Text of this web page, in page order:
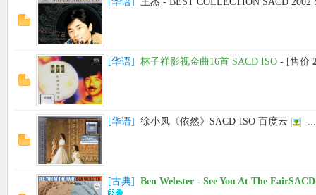
[华语] 林子祥影视金曲16首 SACD ISO - [售价
[华语] 徐小凤《依然》SACD-ISO 百度云 ...
[古典] Ben Webster - See You At The